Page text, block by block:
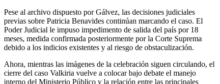
Pese al archivo dispuesto por Gálvez, las decisiones judiciales
previas sobre Patricia Benavides continúan marcando el caso. El
Poder Judicial le impuso impedimento de salida del país por 18
meses, medida confirmada posteriormente por la Corte Suprema
debido a los indicios existentes y al riesgo de obstaculización.
Ahora, mientras las imágenes de la celebración siguen circulando, el
cierre del caso Valkiria vuelve a colocar bajo debate el manejo
interno del Ministerio Público y la relación entre las principales